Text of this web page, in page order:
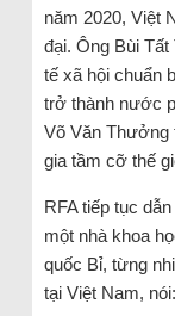
năm 2020, Việt
đại. Ông Bùi Tất
tế xã hội chuẩn
trở thành nước
Võ Văn Thưởng
gia tầm cỡ thế
RFA tiếp tục
một nhà khoa
quốc Bỉ, từng
tại Việt Nam, nói: